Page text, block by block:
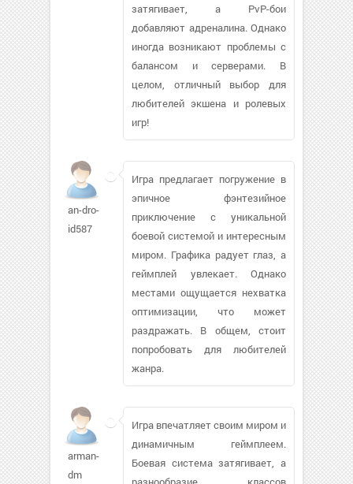
затягивает, а PvP-бои
добавляют адреналина. Однако
иногда возникают проблемы с
балансом и серверами. В
целом, отличный выбор для
любителей экшена и ролевых
игр!
an-dro-
id587
Игра предлагает погружение в
эпичное фэнтезийное
приключение с уникальной
боевой системой и интересным
миром. Графика радует глаз, а
геймплей увлекает. Однако
местами ощущается нехватка
оптимизации, что может
раздражать. В общем, стоит
попробовать для любителей
жанра.
arman-
dm
Игра впечатляет своим миром и
динамичным геймплеем.
Боевая система затягивает, а